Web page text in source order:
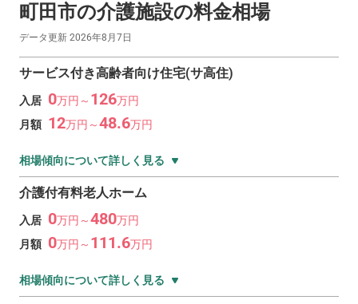
町田市の介護施設の料金相場
データ更新 2026年8月7日
サービス付き高齢者向け住宅(サ高住)
入居 0万円～ 126万円
月額 12万円～48.6万円
相場傾向について詳しく見る
介護付有料老人ホーム
入居 0万円～480万円
月額 0万円～ 111.6万円
相場傾向について詳しく見る